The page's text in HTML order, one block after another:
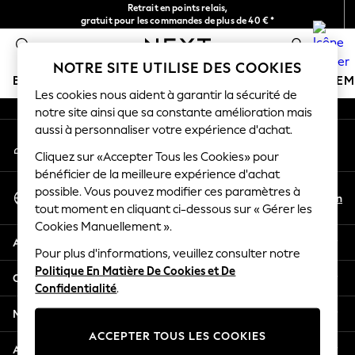
Retrait en points relais,
gratuit pour les commandes de plus de 40 € *
Livraison en 2-3 jours ouvrés*
BOUTIQUE VACANCES
HOLIDAY SHOP
Women's Holiday Shop
All Swimwear
All Beachwear
Bags & Accessories
Beach Dresses & Kaftans
Dresses
Flip Flops
Sliders
Jumpsuits & Playsuits
Linen Collection
Sandals
An error occurred on client
Nos réseaux sociaux
Mon compte
Connexion à votre compte
Sélectionnez Votre Langue
Français
En
Aide
Confidentialité et mentions légales
Ministères
Autres services
NOTRE SITE UTILISE DES COOKIES
Les cookies nous aident à garantir la sécurité de
notre site ainsi que sa constante amélioration mais
aussi à personnaliser votre expérience d'achat.
Cliquez sur «Accepter Tous les Cookies» pour
bénéficier de la meilleure expérience d'achat
possible. Vous pouvez modifier ces paramètres à
tout moment en cliquant ci-dessous sur « Gérer les
Cookies Manuellement ».
Pour plus d'informations, veuillez consulter notre
Politique En Matière De Cookies et De
Confidentialité.
ACCEPTER TOUS LES COOKIES